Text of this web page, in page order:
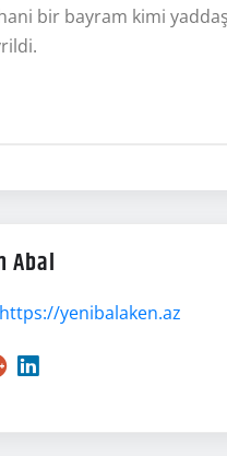
bir bayram kimi
Abal
https://yenibalaken.az